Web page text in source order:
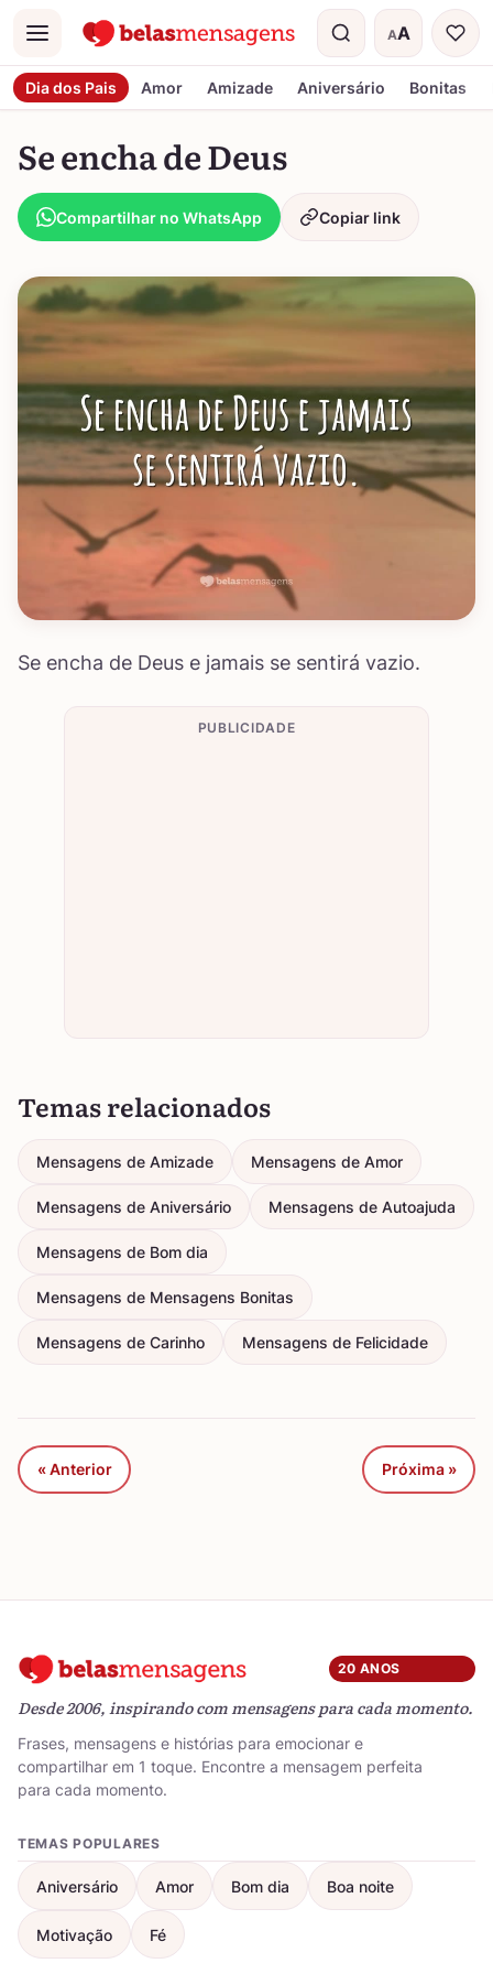
Menu AA
Tamanho do
Dia dos Pais Amor Amizade Aniversário Bonitas
Se encha de Deus
Compartilhar no WhatsApp Copiar link
Se encha de Deus e jamais se sentirá vazio.
PUBLICIDADE
Temas relacionados
Mensagens de Amizade Mensagens de Amor
Mensagens de Aniversário Mensagens de Autoajuda
Mensagens de Bom dia
Mensagens de Mensagens Bonitas
Mensagens de Carinho Mensagens de Felicidade
« Anterior Próxima »
20 ANOS
Desde 2006, inspirando com mensagens para cada momento.
Frases, mensagens e histórias para emocionar e
compartilhar em 1 toque. Encontre a mensagem perfeita
para cada momento.
TEMAS POPULARES
Aniversário Amor Bom dia Boa noite
Motivação Fé